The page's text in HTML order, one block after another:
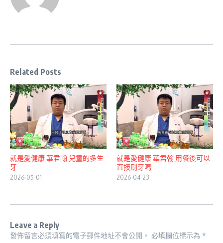
Related Posts
就是愛健康 華君翰 兒童的多生
牙
2026-05-01
就是愛健康 華君翰 用餐後可以
直接刷牙嗎
2026-04-23
Leave a Reply
發佈留言必須填寫的電子郵件地址不會公開。 必填欄位標示為 *